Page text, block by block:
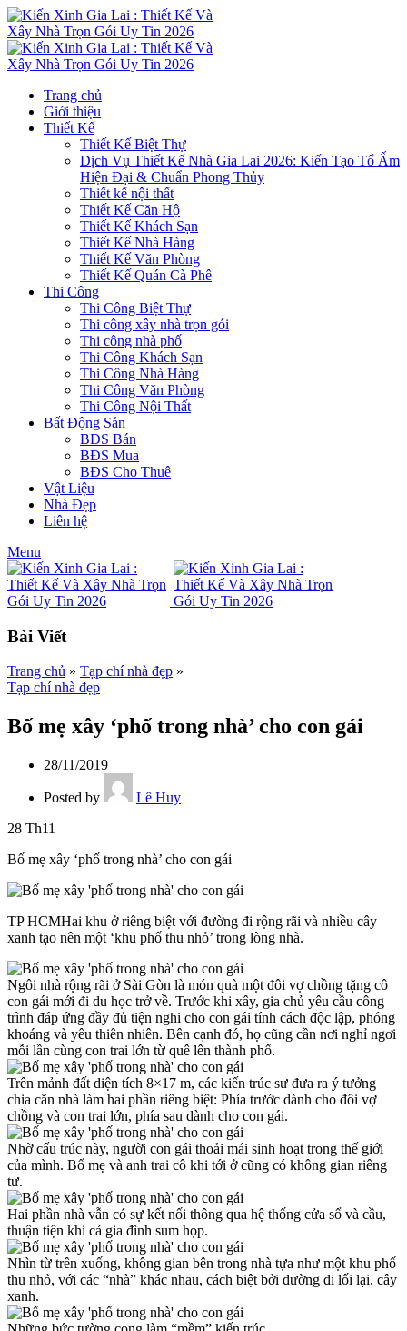
Trang chủ
Giới thiệu
Thiết Kế
Thiết Kế Biệt Thự
Dịch Vụ Thiết Kế Nhà Gia Lai 2026: Kiến Tạo Tổ Ấm
Hiện Đại & Chuẩn Phong Thủy
Thiết kế nội thất
Thiết Kế Căn Hộ
Thiết Kế Khách Sạn
Thiết Kế Nhà Hàng
Thiết Kế Văn Phòng
Thiết Kế Quán Cà Phê
Thi Công
Thi Công Biệt Thự
Thi công xây nhà trọn gói
Thi công nhà phố
Thi Công Khách Sạn
Thi Công Nhà Hàng
Thi Công Văn Phòng
Thi Công Nội Thất
Bất Động Sản
BĐS Bán
BĐS Mua
BĐS Cho Thuê
Vật Liệu
Nhà Đẹp
Liên hệ
Menu
Bài Viết
Trang chủ » Tạp chí nhà đẹp »
Tạp chí nhà đẹp
Bố mẹ xây ‘phố trong nhà’ cho con gái
28/11/2019
Posted by
Lê Huy
28 Th11
Bố mẹ xây ‘phố trong nhà’ cho con gái
TP HCMHai khu ở riêng biệt với đường đi rộng rãi và nhiều cây
xanh tạo nên một ‘khu phố thu nhỏ’ trong lòng nhà.
Ngôi nhà rộng rãi ở Sài Gòn là món quà một đôi vợ chồng tặng cô
con gái mới đi du học trở về. Trước khi xây, gia chủ yêu cầu công
trình đáp ứng đầy đủ tiện nghi cho con gái tính cách độc lập, phóng
khoáng và yêu thiên nhiên. Bên cạnh đó, họ cũng cần nơi nghỉ ngơi
mỗi lần cùng con trai lớn từ quê lên thành phố.
Trên mảnh đất diện tích 8×17 m, các kiến trúc sư đưa ra ý tưởng
chia căn nhà làm hai phần riêng biệt: Phía trước dành cho đôi vợ
chồng và con trai lớn, phía sau dành cho con gái.
Nhờ cấu trúc này, người con gái thoải mái sinh hoạt trong thế giới
của mình. Bố mẹ và anh trai cô khi tới ở cũng có không gian riêng
tư.
Hai phần nhà vẫn có sự kết nối thông qua hệ thống cửa sổ và cầu,
thuận tiện khi cả gia đình sum họp.
Nhìn từ trên xuống, không gian bên trong nhà tựa như một khu phố
thu nhỏ, với các “nhà” khác nhau, cách biệt bởi đường đi lối lại, cây
xanh.